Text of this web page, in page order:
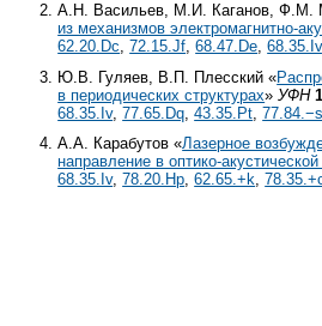
А.Н. Васильев, М.И. Каганов, Ф.М.
из механизмов электромагнитно-
62.20.Dc,72.15.Jf,68.47.De,68.35.Iv
Ю.В. Гуляев, В.П. Плесский «
в периодических структурах»УФН
68.35.Iv,77.65.Dq ,43.35.Pt ,77.84.−s
А.А. Карабутов «Лазерное
направление в оптико-
68.35.Iv,78.20.Hp ,62.65.+k ,